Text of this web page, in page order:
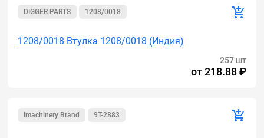
DIGGER PARTS 1208/0018
1208/0018 Втулка 1208/0018 (Индия)
257 шт
от218.88 ₽
Imachinery Brand 9T-2883